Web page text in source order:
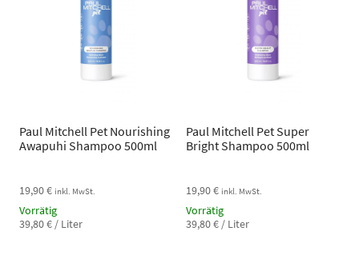
Paul Mitchell Pet Nourishing
Awapuhi Shampoo 500ml
19,90€ inkl. MwSt.
Vorrätig
39,80€ / Liter
Paul Mitchell Pet Super
Bright Shampoo 500ml
19,90€ inkl. MwSt.
Vorrätig
39,80€ / Liter